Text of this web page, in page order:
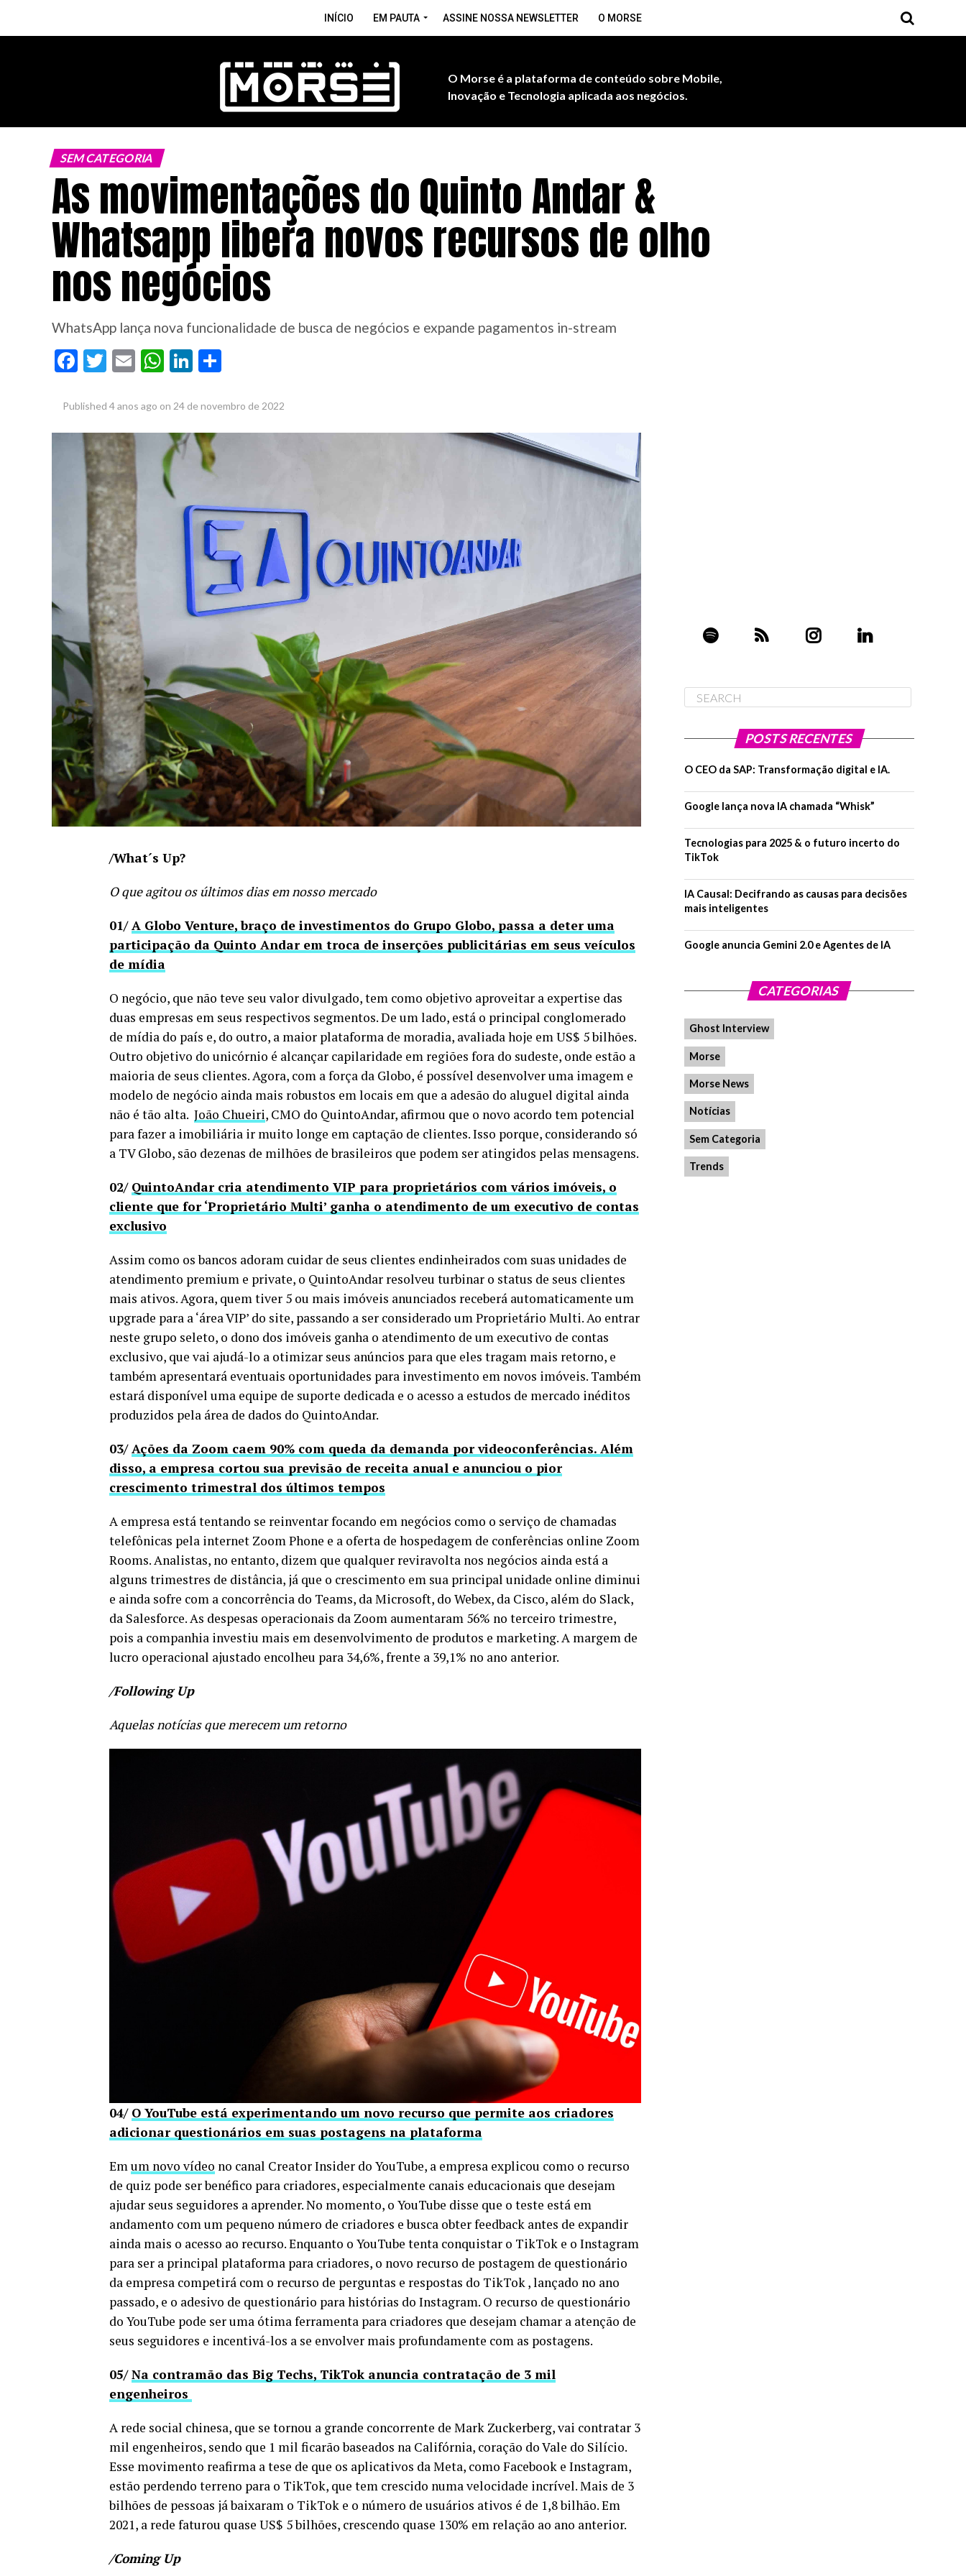
INÍCIO EM PAUTA ASSINE NOSSA NEWSLETTER O MORSE
O Morse é a plataforma de conteúdo sobre Mobile,
Inovação e Tecnologia aplicada aos negócios.
SEM CATEGORIA
As movimentações do Quinto Andar &
Whatsapp libera novos recursos de olho
nos negócios
WhatsApp lança nova funcionalidade de busca de negócios e expande pagamentos in-stream
Facebook
Twitter
EmailWhatsApp
LinkedIn
Published 4 anos ago on 24 de novembro de 2022
/What´s Up?
O que agitou os últimos dias em nosso mercado
01/ A Globo Venture, braço de investimentos do Grupo Globo, passa a deter uma
participação da Quinto Andar em troca de inserções publicitárias em seus veículos
de mídia
O negócio, que não teve seu valor divulgado, tem como objetivo aproveitar a expertise das
duas empresas em seus respectivos segmentos. De um lado, está o principal conglomerado
de mídia do país e, do outro, a maior plataforma de moradia, avaliada hoje em US$ 5 bilhões.
Outro objetivo do unicórnio é alcançar capilaridade em regiões fora do sudeste, onde estão a
maioria de seus clientes. Agora, com a força da Globo, é possível desenvolver uma imagem e
modelo de negócio ainda mais robustos em locais em que a adesão do aluguel digital ainda
não é tão alta. João Chueiri, CMO do QuintoAndar, afirmou que o novo acordo tem potencial
para fazer a imobiliária ir muito longe em captação de clientes. Isso porque, considerando só
a TV Globo, são dezenas de milhões de brasileiros que podem ser atingidos pelas mensagens.
02/ QuintoAndar cria atendimento VIP para proprietários com vários imóveis, o
cliente que for ‘Proprietário Multi’ ganha o atendimento de um executivo de contas
exclusivo
Assim como os bancos adoram cuidar de seus clientes endinheirados com suas unidades de
atendimento premium e private, o QuintoAndar resolveu turbinar o status de seus clientes
mais ativos. Agora, quem tiver 5 ou mais imóveis anunciados receberá automaticamente um
upgrade para a ‘área VIP’ do site, passando a ser considerado um Proprietário Multi. Ao entrar
neste grupo seleto, o dono dos imóveis ganha o atendimento de um executivo de contas
exclusivo, que vai ajudá-lo a otimizar seus anúncios para que eles tragam mais retorno, e
também apresentará eventuais oportunidades para investimento em novos imóveis. Também
estará disponível uma equipe de suporte dedicada e o acesso a estudos de mercado inéditos
produzidos pela área de dados do QuintoAndar.
03/ Ações da Zoom caem 90% com queda da demanda por videoconferências. Além
disso, a empresa cortou sua previsão de receita anual e anunciou o pior
crescimento trimestral dos últimos tempos
A empresa está tentando se reinventar focando em negócios como o serviço de chamadas
telefônicas pela internet Zoom Phone e a oferta de hospedagem de conferências online Zoom
Rooms. Analistas, no entanto, dizem que qualquer reviravolta nos negócios ainda está a
alguns trimestres de distância, já que o crescimento em sua principal unidade online diminui
e ainda sofre com a concorrência do Teams, da Microsoft, do Webex, da Cisco, além do Slack,
da Salesforce. As despesas operacionais da Zoom aumentaram 56% no terceiro trimestre,
pois a companhia investiu mais em desenvolvimento de produtos e marketing. A margem de
lucro operacional ajustado encolheu para 34,6%, frente a 39,1% no ano anterior.
/Following Up
Aquelas notícias que merecem um retorno
04/ O YouTube está experimentando um novo recurso que permite aos criadores
adicionar questionários em suas postagens na plataforma
Emum novo vídeo no canal Creator Insider do YouTube, a empresa explicou como o recurso
de quiz pode ser benéfico para criadores, especialmente canais educacionais que desejam
ajudar seus seguidores a aprender. No momento, o YouTube disse que o teste está em
andamento com um pequeno número de criadores e busca obter feedback antes de expandir
ainda mais o acesso ao recurso. Enquanto o YouTube tenta conquistar o TikTok e o Instagram
para ser a principal plataforma para criadores, o novo recurso de postagem de questionário
da empresa competirá com o recurso de perguntas e respostas do TikTok , lançado no ano
passado, e o adesivo de questionário para histórias do Instagram. O recurso de questionário
do YouTube pode ser uma ótima ferramenta para criadores que desejam chamar a atenção de
seus seguidores e incentivá-los a se envolver mais profundamente com as postagens.
05/Na contramão das Big Techs, TikTok anuncia contratação de 3 mil
engenheiros
A rede social chinesa, que se tornou a grande concorrente de Mark Zuckerberg, vai contratar 3
mil engenheiros, sendo que 1 mil ficarão baseados na Califórnia, coração do Vale do Silício.
Esse movimento reafirma a tese de que os aplicativos da Meta, como Facebook e Instagram,
estão perdendo terreno para o TikTok, que tem crescido numa velocidade incrível. Mais de 3
bilhões de pessoas já baixaram o TikTok e o número de usuários ativos é de 1,8 bilhão. Em
2021, a rede faturou quase US$ 5 bilhões, crescendo quase 130% em relação ao ano anterior.
/Coming Up
POSTS RECENTES
O CEO da SAP: Transformação digital e IA.
Google lança nova IA chamada “Whisk”
Tecnologias para 2025 & o futuro incerto do
TikTok
IA Causal: Decifrando as causas para decisões
mais inteligentes
Google anuncia Gemini 2.0 e Agentes de IA
CATEGORIAS
Ghost Interview
Morse
Morse News
Notícias
Sem Categoria
Trends